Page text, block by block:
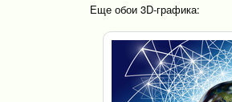
Еще обои 3D-графика: